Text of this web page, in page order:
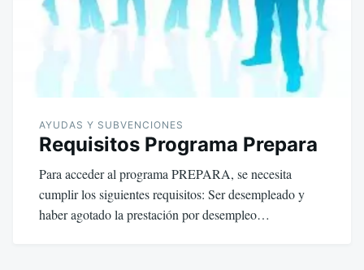
AYUDAS Y SUBVENCIONES
Requisitos Programa Prepara
Para acceder al programa PREPARA, se necesita
cumplir los siguientes requisitos: Ser desempleado y
haber agotado la prestación por desempleo…